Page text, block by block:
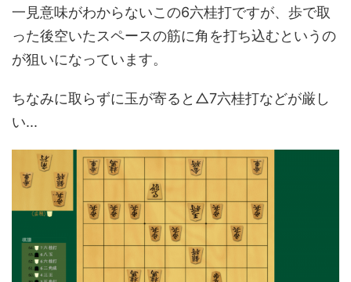
一見意味がわからないこの6六桂打ですが、歩で取
った後空いたスペースの筋に角を打ち込むというの
が狙いになっています。
ちなみに取らずに玉が寄ると△7六桂打などが厳し
い...